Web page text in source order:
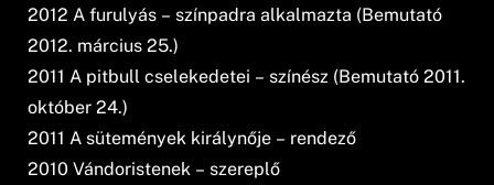
2012 A furulyás – színpadra alkalmazta (Bemutató
2012. március 25.)
2011 A pitbull cselekedetei – színész (Bemutató 2011.
október 24.)
2011 A sütemények királynője – rendező
2010 Vándoristenek – szereplő